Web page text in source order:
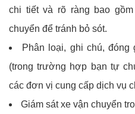
chi tiết và rõ ràng bao
chuyển để tránh bỏ sót.
Phân loại, ghi chú,
(trong trường hợp bạn tự
các đơn vị cung cấp dịch vụ
Giám sát xe vận chuyển